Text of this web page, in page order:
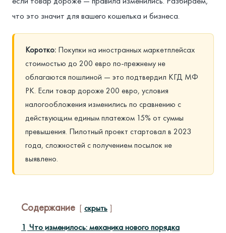
что это значит для вашего кошелька и бизнеса.
Коротко: Покупки на иностранных маркетплейсах
стоимостью до 200 евро по-прежнему не
облагаются пошлиной — это подтвердил КГД МФ
РК. Если товар дороже 200 евро, условия
налогообложения изменились по сравнению с
действующим единым платежом 15% от суммы
превышения. Пилотный проект стартовал в 2023
года, сложностей с получением посылок не
выявлено.
Содержание скрыть
1 Что изменилось: механика нового порядка